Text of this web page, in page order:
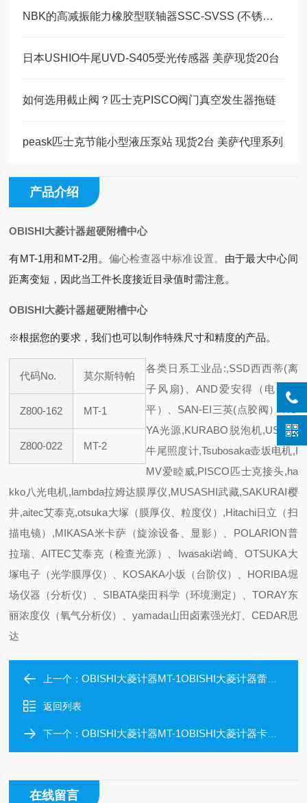
NBK的高减振能力橡胶型联轴器SSC-SVSS (不锈钢制・通孔型)现货系列
日本USHIO牛尾UVD-S405受光传感器 美萨现货20台
如何选用截止阀？匹士克PISCO阀门真空发生器拖链
peask匹士克节能小型液压泵站 现货2台 美萨代理系列
产品介绍
OBISHI大菱计器超硬附槽中心
有MT-1用和MT-2用。 偏心检查器中标准设置。 由于最大中心间
距离变短，因此当工件长度接近目录值时需注意。
OBISHI大菱计器超硬附槽中心
※根据您的要求，我们也可以制作特殊尺寸和精度的产品。
代码No. 莫尔斯特帕
Z800-162 MT-1
Z800-022 MT-2
各类日系工业品:,SSD西西蒂(离
子风扇)、AND爱安得（电子天
平）、SAN-EI三英(点胶阀） HO
YA光源,KURABO脱泡机,USHIO
牛尾照度计,Tsubosaka壶坂电机,I
MV爱睦威,PISCO匹士克接头,ha
kko八光电机,lambda拉姆达膜厚仪,MUSASHI武藏,SAKURAI樱
井,aitec艾泰克,otsuka大塚（膜厚仪、粒度仪）,Hitachi日立（扫
描电镜）,MIKASA米卡萨（旋涂设备、显影）、POLARION普
拉瑞、AITEC艾泰克（检查光源）、Iwasaki岩崎、OTSUKA大
塚电子（光学膜厚仪）、KOSAKA小坂（台阶仪）、HORIBA堀
场仪器（分析仪）、SIBATA柴田科学（环境测定）、TORAY东
丽浓度仪（氧气分析仪）、yamada山田卤素强光灯、CEDAR思
达
上一个：OBISHI大菱计器MT-1OBISHI大菱计器蕾丝中心
返回列表
下一个：OBISHI大菱计器MT-1OBISHI大菱计器卡萨中心（切割类型）
在线留言